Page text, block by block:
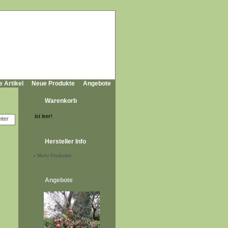
Artikel Neue Produkte Angebote
Warenkorb
ist leer!
Hersteller Info
- Mehr Produkte
Angebote